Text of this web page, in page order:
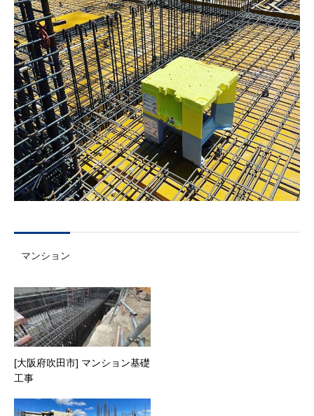
マンション
[大阪府吹田市] マンション基礎
工事